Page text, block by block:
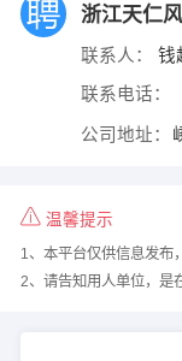
浙江天仁
联系人： 钱
联系电话：
公司地址：
温馨提示
1、本平台仅供信息发布
2、请告知用人单位，是